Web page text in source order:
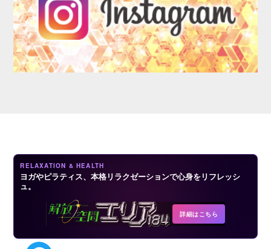
RELAXATION & HEALTH
ヨガやピラティス、本格リラクゼーションで心身をリフレッシ
ュ。
詳細はこちら